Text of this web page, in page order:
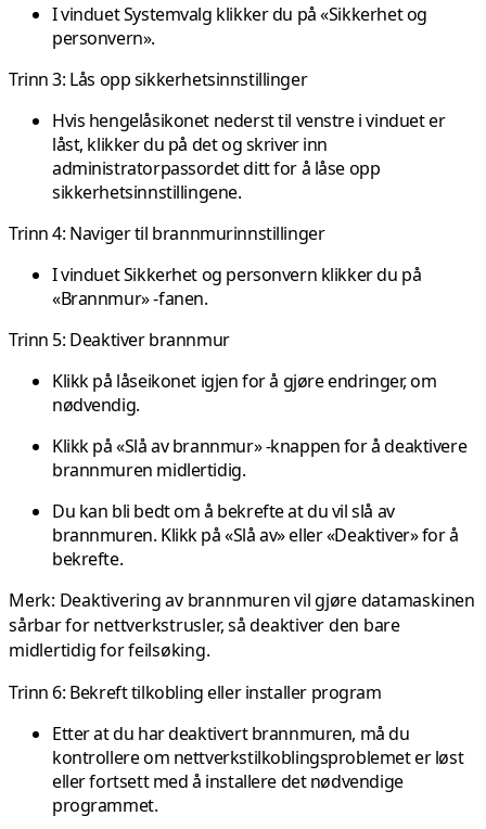
I vinduet Systemvalg klikker du på «Sikkerhet og
personvern».
Trinn 3: Lås opp sikkerhetsinnstillinger
Hvis hengelåsikonet nederst til venstre i vinduet er
låst, klikker du på det og skriver inn
administratorpassordet ditt for å låse opp
sikkerhetsinnstillingene.
Trinn 4: Naviger til brannmurinnstillinger
I vinduet Sikkerhet og personvern klikker du på
«Brannmur» -fanen.
Trinn 5: Deaktiver brannmur
Klikk på låseikonet igjen for å gjøre endringer, om
nødvendig.
Klikk på «Slå av brannmur» -knappen for å deaktivere
brannmuren midlertidig.
Du kan bli bedt om å bekrefte at du vil slå av
brannmuren. Klikk på «Slå av» eller «Deaktiver» for å
bekrefte.
Merk: Deaktivering av brannmuren vil gjøre datamaskinen
sårbar for nettverkstrusler, så deaktiver den bare
midlertidig for feilsøking.
Trinn 6: Bekreft tilkobling eller installer program
Etter at du har deaktivert brannmuren, må du
kontrollere om nettverkstilkoblingsproblemet er løst
eller fortsett med å installere det nødvendige
programmet.